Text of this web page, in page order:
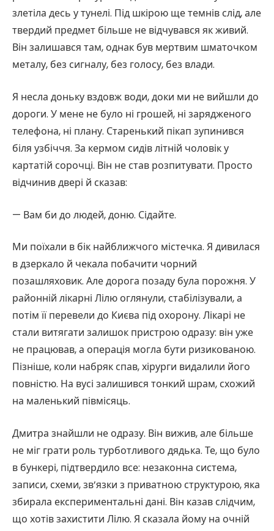
злетіла десь у тунелі. Під шкірою ще темнів слід, але
твердий предмет більше не відчувався як живий.
Він залишався там, однак був мертвим шматочком
металу, без сигналу, без голосу, без влади.
Я несла доньку вздовж води, доки ми не вийшли до
дороги. У мене не було ні грошей, ні зарядженого
телефона, ні плану. Старенький пікап зупинився
біля узбіччя. За кермом сидів літній чоловік у
картатій сорочці. Він не став розпитувати. Просто
відчинив двері й сказав:
— Вам би до людей, доню. Сідайте.
Ми поїхали в бік найближчого містечка. Я дивилася
в дзеркало й чекала побачити чорний
позашляховик. Але дорога позаду була порожня. У
районній лікарні Лілю оглянули, стабілізували, а
потім її перевели до Києва під охорону. Лікарі не
стали витягати залишок пристрою одразу: він уже
не працював, а операція могла бути ризикованою.
Пізніше, коли набряк спав, хірурги видалили його
повністю. На вусі залишився тонкий шрам, схожий
на маленький півмісяць.
Дмитра знайшли не одразу. Він вижив, але більше
не міг грати роль турботливого дядька. Те, що було
в бункері, підтвердило все: незаконна система,
записи, схеми, зв’язки з приватною структурою, яка
збирала експериментальні дані. Він казав слідчим,
що хотів захистити Лілю. Я сказала йому на очній